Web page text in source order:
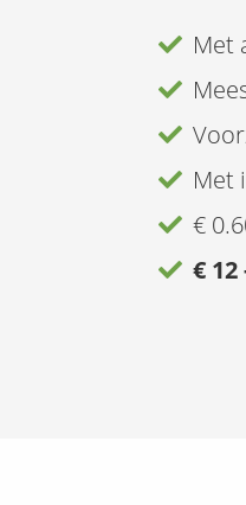
Met
Met
€
€